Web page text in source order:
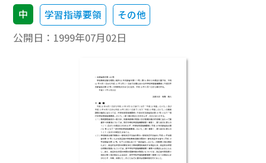
中 学習指導要領 その他
公開日： 1999年07月02日